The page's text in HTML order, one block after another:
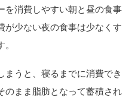
を消費しやすい朝と昼の食事
が少ない夜の食事は少なくす
まうと、寝るまでに消費でき
のまま脂肪となって蓄積され